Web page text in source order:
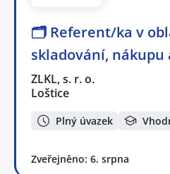
🗂️ Referent/ka v
skladování, nákupu
ZLKL, s. r. o.
Loštice
Plný úvazek
Zveřejněno: 6. srpna